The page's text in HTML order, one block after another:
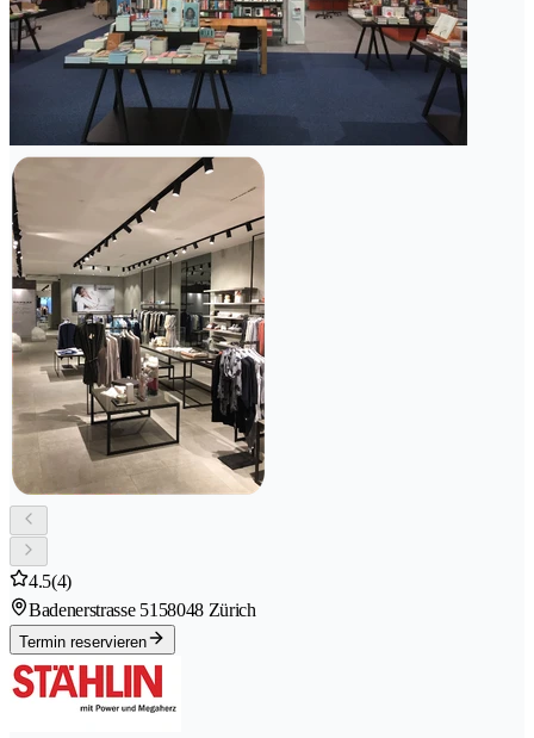
4.5(4)
Badenerstrasse 5158048 Zürich
Termin reservieren